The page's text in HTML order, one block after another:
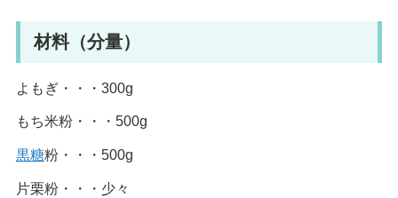
材料（分量）
よもぎ・・・300g
もち米粉・・・500g
黒糖粉・・・500g
片栗粉・・・少々